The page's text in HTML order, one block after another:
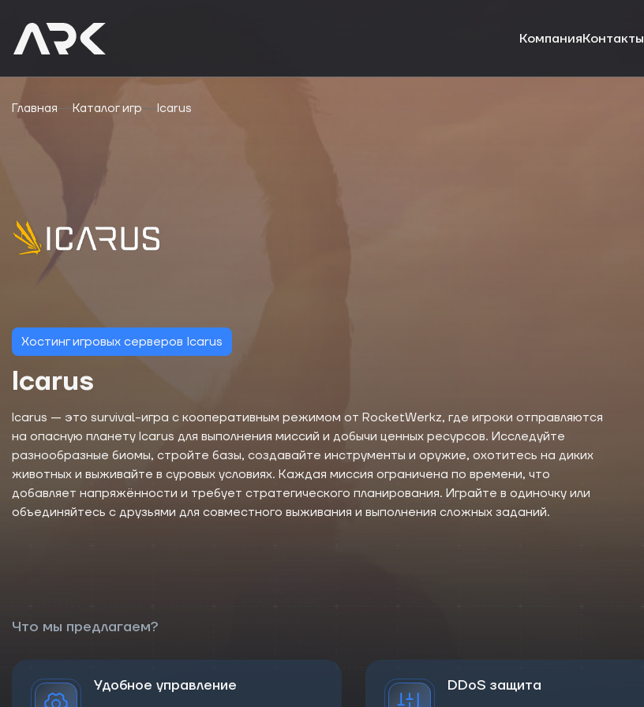
КомпанияКонтакты
Главная Каталог игр Icarus
Хостинг игровых серверов Icarus
Icarus
Icarus — это survival-игра с кооперативным режимом от RocketWerkz, где игроки отправляются
на опасную планету Icarus для выполнения миссий и добычи ценных ресурсов. Исследуйте
разнообразные биомы, стройте базы, создавайте инструменты и оружие, охотитесь на диких
животных и выживайте в суровых условиях. Каждая миссия ограничена по времени, что
добавляет напряжённости и требует стратегического планирования. Играйте в одиночку или
объединяйтесь с друзьями для совместного выживания и выполнения сложных заданий.
Что мы предлагаем?
Удобное управление DDoS защита